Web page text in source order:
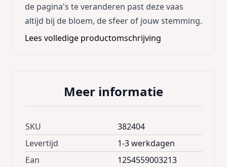
de pagina's te veranderen past deze vaas
altijd bij de bloem, de sfeer of jouw stemming.
Lees volledige productomschrijving
Meer informatie
SKU
382404
Levertijd
1-3 werkdagen
Ean
1254559003213